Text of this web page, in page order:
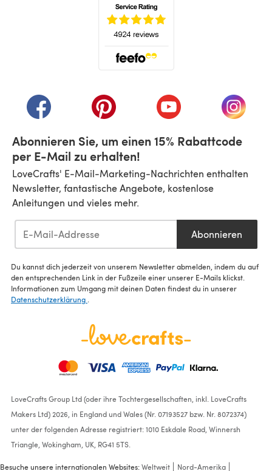
(öffnet sich in einem neuen Tab)
(öffnet sich in einem neuen Tab)
(öffnet sich in einem
(öffnet
Abonnieren Sie, um einen 15% Rabattcode
per E-Mail zu erhalten!
LoveCrafts' E-Mail-Marketing-Nachrichten enthalten
Newsletter, fantastische Angebote, kostenlose
Anleitungen und vieles mehr.
Abonnieren
Du kannst dich jederzeit von unserem Newsletter abmelden, indem du auf
den entsprechenden Link in der Fußzeile einer unserer E-Mails klickst.
Informationen zum Umgang mit deinen Daten findest du in unserer
Datenschutzerklärung .
LoveCrafts Group Ltd (oder ihre Tochtergesellschaften, inkl. LoveCrafts
Makers Ltd) 2026, in England und Wales (Nr. 07193527 bzw. Nr. 8072374)
unter der folgenden Adresse registriert: 1010 Eskdale Road, Winnersh
Triangle, Wokingham, UK, RG41 5TS.
Besuche unsere internationalen Websites:Weltweit Nord-Amerika